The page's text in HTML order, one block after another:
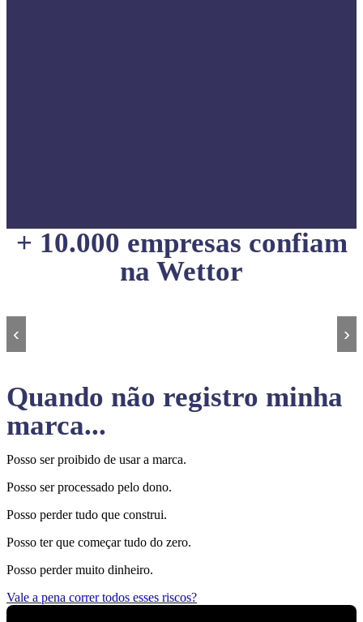
+ 10.000 empresas confiam
na Wettor
‹ ›
Quando não registro minha
marca...
Posso ser proibido de usar a marca.
Posso ser processado pelo dono.
Posso perder tudo que construi.
Posso ter que começar tudo do zero.
Posso perder muito dinheiro.
Vale a pena correr todos esses riscos?